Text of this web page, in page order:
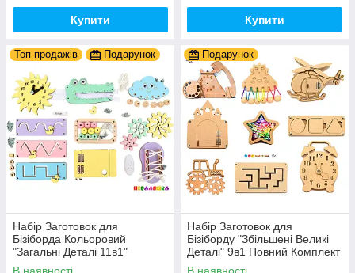
Купити Купити
Топ продажів Подарунок
Набір Заготовок для
Бізіборда Кольоровий
"Загальні Деталі 11в1"
Базовий Комплект (+Клей,
Подарунок
Набір Заготовок для
Бізіборду "Збільшені Великі
Деталі" 9в1 Повний Комплект
+ Всі Кріплення